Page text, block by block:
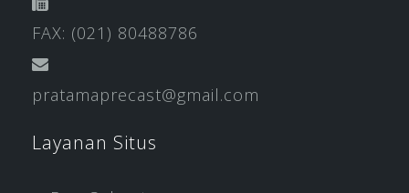
FAX: (021) 80488786
pratamaprecast@gmail.com
Layanan Situs